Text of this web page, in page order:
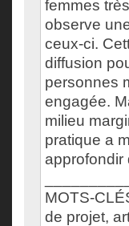
femmes
observe
ceux-ci.
diffusion
personnes
engagée.
milieu
pratique a
approfondir
MOTS-
de projet,